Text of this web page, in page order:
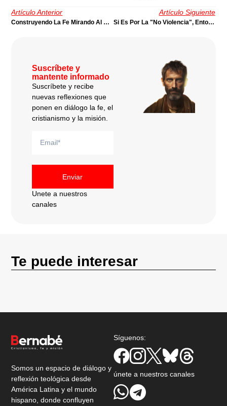
Artículo Anterior
Construyendo La Fe Mirando Al Exilio | Por Abel García
Artículo Siguiente
Si Es Por La "no Violencia", Entonces Por La "violencia No" Es | Por Richard Serrano
Suscríbete y
mantente informado
Suscríbete y recibe
nuevas reflexiones que
ponen en diálogo la fe, el
cristianismo y la misión.
Enviar
Unete a nuestros
canales
Te puede interesar
Somos un espacio de diálogo y
reflexión teológica desde
América Latina y el mundo
hispano, donde confluyen
Síguenos:
únete a nuestros canales